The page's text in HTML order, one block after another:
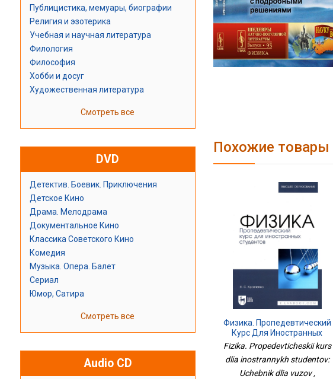
Публицистика, мемуары, биографии
Религия и эзотерика
Учебная и научная литература
Филология
Философия
Хобби и досуг
Художественная литература
Смотреть все
DVD
Детектив. Боевик. Приключения
Детское Кино
Драма. Мелодрама
Документальное Кино
Классика Советского Кино
Комедия
Музыка. Опера. Балет
Сериал
Юмор, Сатира
Смотреть все
Audio CD
Похожие товары
Физика. Пропедевтический
Курс Для Иностранных
Студентов: Учебник Для
Вузов
Fizika. Propedevticheskii kurs
dlia inostrannykh studentov:
Uchebnik dlia vuzov ,